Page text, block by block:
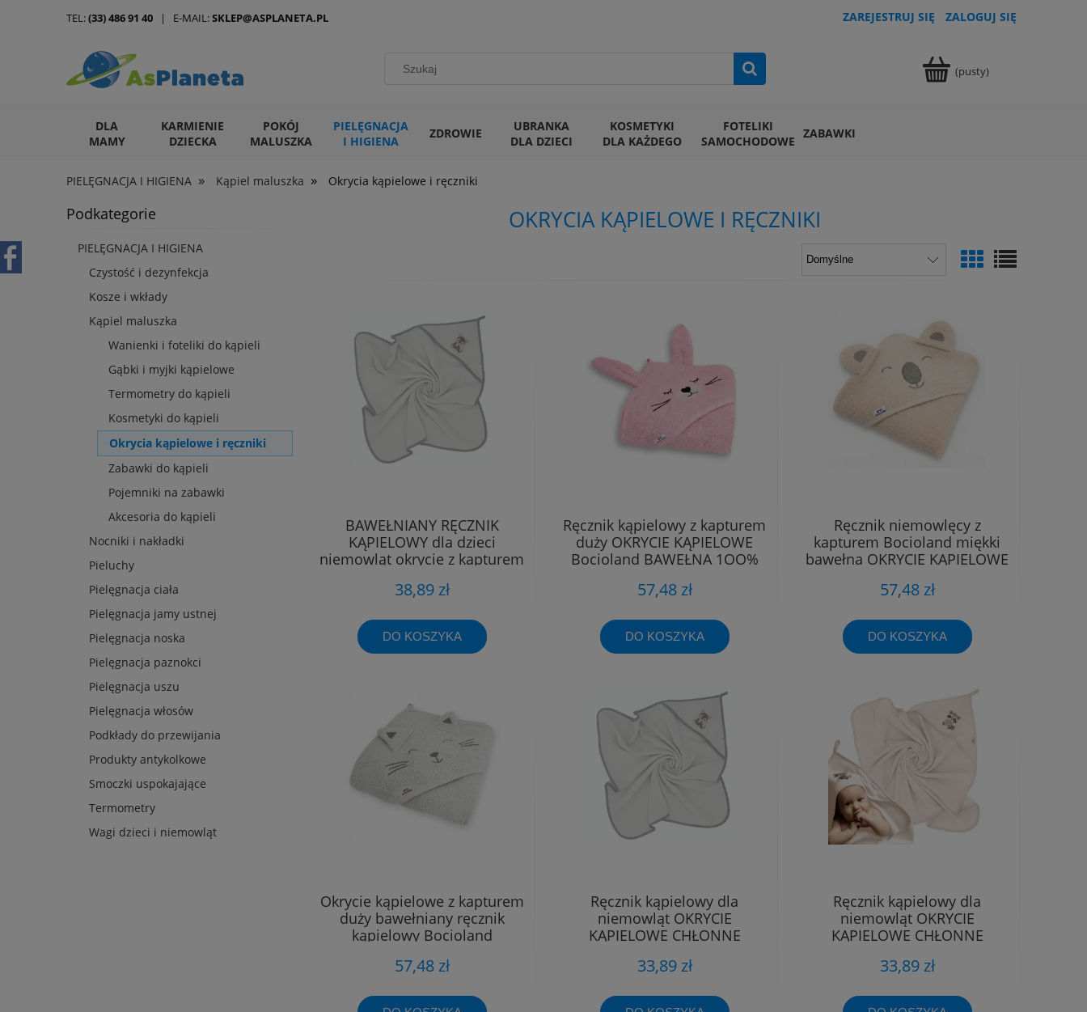
ZAREJESTRUJ SIĘ ZALOGUJ SIĘ
(pusty)
DLA
MAMY
KARMIENIE
DZIECKA
POKÓJ
MALUSZKA
PIELĘGNACJA
I HIGIENA
ZDROWIE
UBRANKA
DLA DZIECI
KOSMETYKI
DLA KAŻDEGO
FOTELIKI
SAMOCHODOWE ZABAWKI
ARTYKUŁY DLA ZWIERZĄT
PIELĘGNACJA I HIGIENA » Kąpiel maluszka » Okrycia kąpielowe i ręczniki
TEL:(33) 486 91 40 | E-MAIL:SKLEP@ASPLANETA.PL
Podkategorie
PIELĘGNACJA I HIGIENA
Czystość i dezynfekcja
Kosze i wkłady
Kąpiel maluszka
Wanienki i foteliki do kąpieli
Gąbki i myjki kąpielowe
Termometry do kąpieli
Kosmetyki do kąpieli
Okrycia kąpielowe i ręczniki
Zabawki do kąpieli
Pojemniki na zabawki
Akcesoria do kąpieli
Nocniki i nakładki
Pieluchy
Pielęgnacja ciała
Pielęgnacja jamy ustnej
Pielęgnacja noska
Pielęgnacja paznokci
Pielęgnacja uszu
Pielęgnacja włosów
Podkłady do przewijania
Produkty antykolkowe
Smoczki uspokajające
Termometry
Wagi dzieci i niemowląt
OKRYCIA KĄPIELOWE I RĘCZNIKI
BAWEŁNIANY RĘCZNIK
KĄPIELOWY dla dzieci
niemowląt okrycie z kapturem
38,89 zł
DO KOSZYKA
Ręcznik kąpielowy z kapturem
duży OKRYCIE KĄPIELOWE
Bocioland BAWEŁNA 1OO%
57,48 zł
DO KOSZYKA
Ręcznik niemowlęcy z
kapturem Bocioland miękki
bawełna OKRYCIE KĄPIELOWE
57,48 zł
DO KOSZYKA
Okrycie kąpielowe z kapturem
duży bawełniany ręcznik
kąpielowy Bocioland
57,48 zł
Ręcznik kąpielowy dla
niemowląt OKRYCIE
KĄPIELOWE CHŁONNE
33,89 zł
Ręcznik kąpielowy dla
niemowląt OKRYCIE
KĄPIELOWE CHŁONNE
33,89 zł